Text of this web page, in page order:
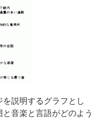
説明するグラフとし
音楽と言語がどのよう